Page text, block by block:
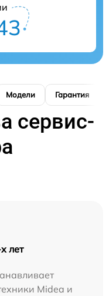
Модели Гарантия
сервис-
лет
Midea и